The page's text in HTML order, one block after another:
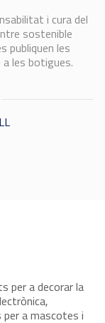
i cura del
sostenible
publiquen les
les botigues.
per a decorar la
a mascotes i